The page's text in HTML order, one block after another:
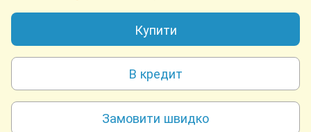
Купити
В кредит
Замовити швидко